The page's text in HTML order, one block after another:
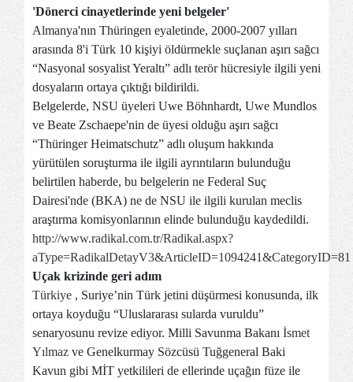
'Dönerci cinayetlerinde yeni belgeler'
Almanya'nın Thüringen eyaletinde, 2000-2007 yılları
arasında 8'i Türk 10 kişiyi öldürmekle suçlanan aşırı sağcı
“Nasyonal sosyalist Yeraltı” adlı terör hücresiyle ilgili yeni
dosyaların ortaya çıktığı bildirildi.
Belgelerde, NSU üyeleri Uwe Böhnhardt, Uwe Mundlos
ve Beate Zschaepe'nin de üyesi olduğu aşırı sağcı
“Thüringer Heimatschutz” adlı oluşum hakkında
yürütülen soruşturma ile ilgili ayrıntıların bulunduğu
belirtilen haberde, bu belgelerin ne Federal Suç
Dairesi'nde (BKA) ne de NSU ile ilgili kurulan meclis
araştırma komisyonlarının elinde bulunduğu kaydedildi.
http://www.radikal.com.tr/Radikal.aspx?
aType=RadikalDetayV3&ArticleID=1094241&CategoryID=81
Uçak krizinde geri adım
Türkiye , Suriye’nin Türk jetini düşürmesi konusunda, ilk
ortaya koyduğu “Uluslararası sularda vuruldu”
senaryosunu revize ediyor. Milli Savunma Bakanı İsmet
Yılmaz ve Genelkurmay Sözcüsü Tuğgeneral Baki
Kavun gibi MİT yetkilileri de ellerinde uçağın füze ile